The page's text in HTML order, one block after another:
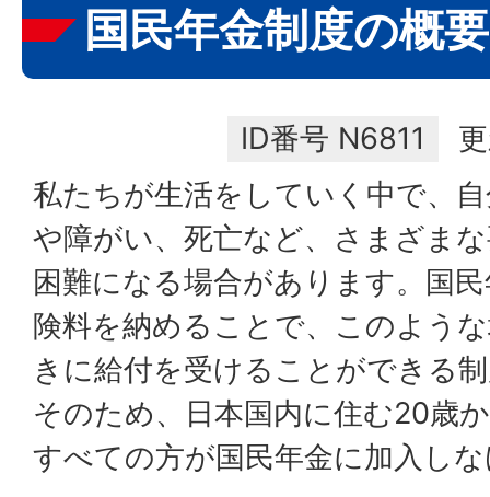
国民年金制度の概
ID番号 N6811
私たちが生活をしていく中で、
や障がい、死亡など、さまざま
困難になる場合があります。国
険料を納めることで、このよう
きに給付を受けることができる
そのため、日本国内に住む20歳
すべての方が国民年金に加入し